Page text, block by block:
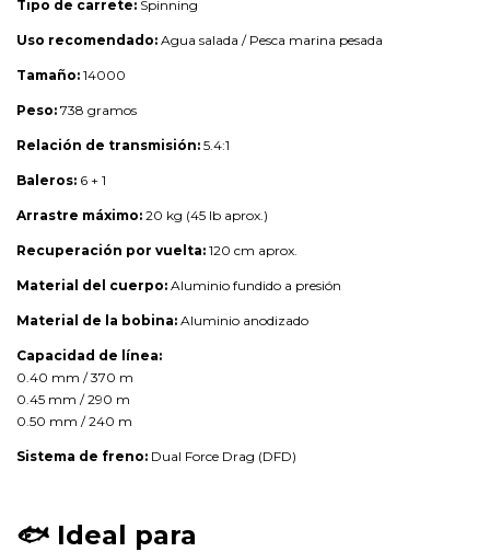
Tipo de carrete: Spinning
Uso recomendado: Agua salada / Pesca marina pesada
Tamaño: 14000
Peso: 738 gramos
Relación de transmisión: 5.4:1
Baleros: 6 + 1
Arrastre máximo: 20 kg (45 lb aprox.)
Recuperación por vuelta: 120 cm aprox.
Material del cuerpo: Aluminio fundido a presión
Material de la bobina: Aluminio anodizado
Capacidad de línea:
0.40 mm / 370 m
0.45 mm / 290 m
0.50 mm / 240 m
Sistema de freno: Dual Force Drag (DFD)
🐟 Ideal para